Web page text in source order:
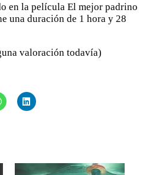
en la película El mejor padrino
una duración de 1 hora y 28
valoración todavía)